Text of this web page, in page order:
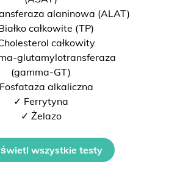
alaninowa (ALAT)
całkowite (TP)
całkowity
glutamylotransferaza
(gamma-GT)
alkaliczna
✓ Ferrytyna
✓ Żelazo
wszystkie testy